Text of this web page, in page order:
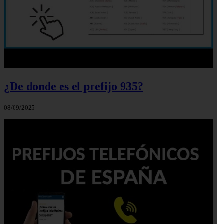
¿De donde es el prefijo 935?
08/09/2025